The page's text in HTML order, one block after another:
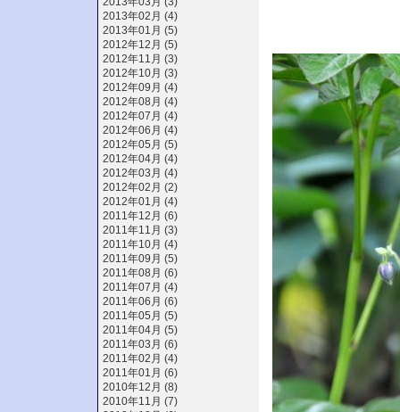
2013年02月 (4)
2013年01月 (5)
2012年12月 (5)
2012年11月 (3)
2012年10月 (3)
2012年09月 (4)
2012年08月 (4)
2012年07月 (4)
2012年06月 (4)
2012年05月 (5)
2012年04月 (4)
2012年03月 (4)
2012年02月 (2)
2012年01月 (4)
2011年12月 (6)
2011年11月 (3)
2011年10月 (4)
2011年09月 (5)
2011年08月 (6)
2011年07月 (4)
2011年06月 (6)
2011年05月 (5)
2011年04月 (5)
2011年03月 (6)
2011年02月 (4)
2011年01月 (6)
2010年12月 (8)
2010年11月 (7)